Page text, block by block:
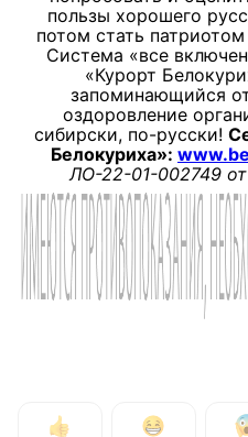
пользы хорошего
потом стать
Система «все
«Курорт
запоминающийся
оздоровление
сибирски, по-русски!
Белокуриха»:
ЛО-22-01-002749 от